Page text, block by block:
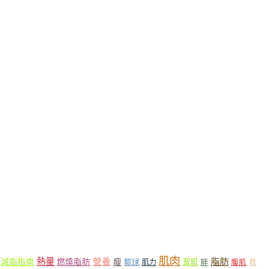
減脂指南 熱量 燃燒脂肪 營養 瘦 籃球 肌力 肌肉 背肌 胖 脂肪 腹肌 裁